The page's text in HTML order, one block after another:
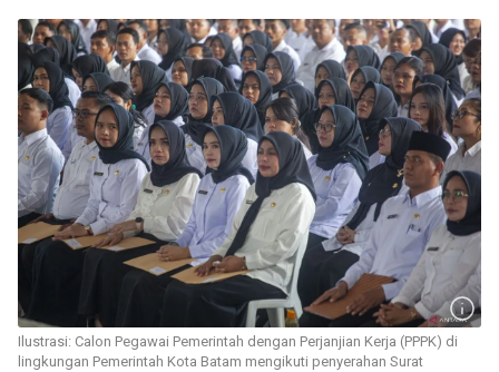
Ilustrasi: Calon Pegawai Pemerintah dengan Perjanjian Kerja (PPPK) di
lingkungan Pemerintah Kota Batam mengikuti penyerahan Surat